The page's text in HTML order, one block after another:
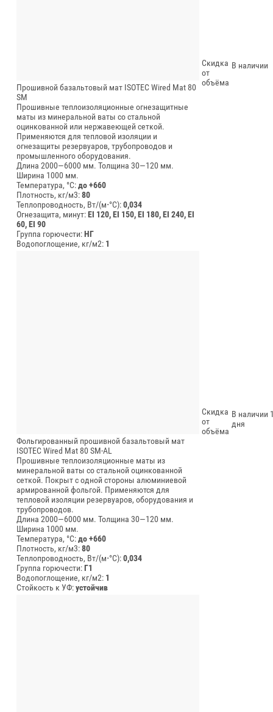
Прошивной базальтовый мат ISOTEC Wired Mat 80
SM
Прошивные теплоизоляционные огнезащитные
маты из минеральной ваты со стальной
оцинкованной или нержавеющей сеткой.
Применяются для тепловой изоляции и
огнезащиты резервуаров, трубопроводов и
промышленного оборудования.
Длина 2000—6000 мм. Толщина 30—120 мм.
Ширина 1000 мм.
Температура, °C:до +660
Плотность, кг/м3:80
Теплопроводность, Вт/(м⋅°С):0,034
Огнезащита, минут:EI 120, EI 150, EI 180, EI 240, EI
60, EI 90
Группа горючести:НГ
Водопоглощение, кг/м2: 1
Скидка
от
объёма
В наличии
Фольгированный прошивной базальтовый мат
ISOTEC Wired Mat 80 SM-AL
Прошивные теплоизоляционные маты из
минеральной ваты со стальной оцинкованной
сеткой. Покрыт с одной стороны алюминиевой
армированной фольгой. Применяются для
тепловой изоляции резервуаров, оборудования и
трубопроводов.
Длина 2000—6000 мм. Толщина 30—120 мм.
Ширина 1000 мм.
Температура, °C:до +660
Плотность, кг/м3:80
Теплопроводность, Вт/(м⋅°С):0,034
Группа горючести:Г1
Водопоглощение, кг/м2: 1
Стойкость к УФ:устойчив
Скидка
от
объёма
В наличии
дня